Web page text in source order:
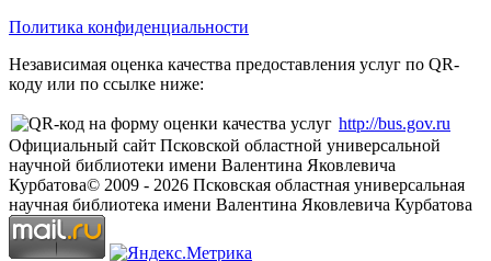
Политика конфиденциальности
Независимая оценка качества предоставления услуг по QR-
коду или по ссылке ниже:
http://bus.gov.ru
Официальный сайт Псковской областной универсальной
научной библиотеки имени Валентина Яковлевича
Курбатова© 2009 - 2026 Псковская областная универсальная
научная библиотека имени Валентина Яковлевича Курбатова